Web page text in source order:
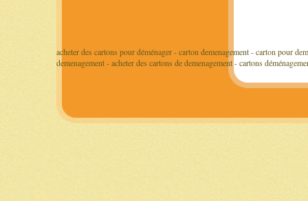
acheter des cartons pour déménager - carton demenagement - carton pour
demenagement - acheter des cartons de demenagement - cartons